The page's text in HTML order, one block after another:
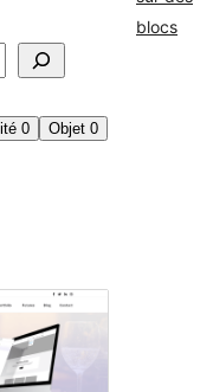
blocs
0 Objet 0